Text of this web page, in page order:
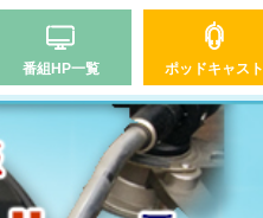
番組HP一覧 ポッドキャスト